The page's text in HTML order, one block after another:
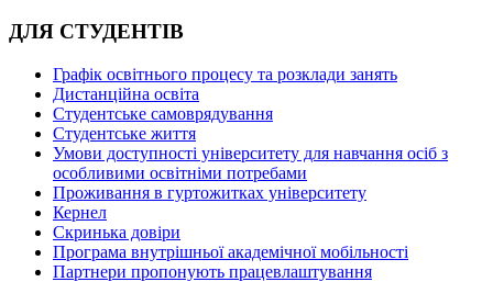
ДЛЯ СТУДЕНТІВ
Графік освітнього процесу та розклади занять
Дистанційна освіта
Студентське самоврядування
Студентське життя
Умови доступності університету для навчання осіб з
особливими освітніми потребами
Проживання в гуртожитках університету
Кернел
Скринька довіри
Програма внутрішньої академічної мобільності
Партнери пропонують працевлаштування